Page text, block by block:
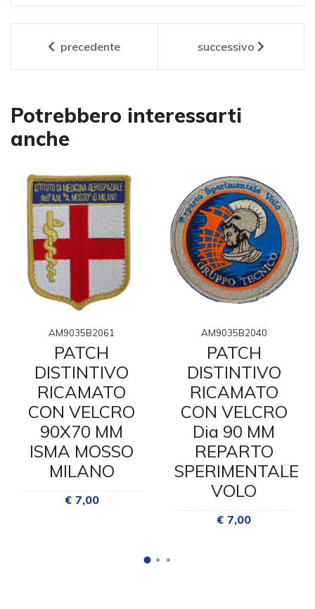
precedente successivo
Potrebbero interessarti
anche
AM9035B2061
PATCH
DISTINTIVO
RICAMATO
CON VELCRO
90X70 MM
ISMA MOSSO
MILANO
€ 7,00
AM9035B2040
PATCH
DISTINTIVO
RICAMATO
CON VELCRO
Dia 90 MM
REPARTO
SPERIMENTALE
VOLO
€ 7,00